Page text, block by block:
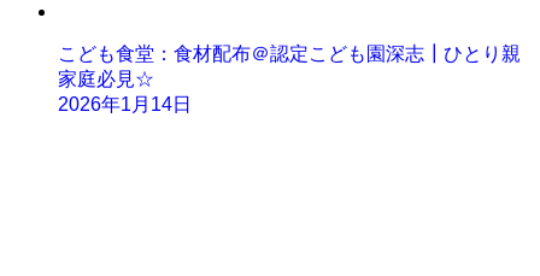
こども食堂：食材配布＠認定こども園深志┃ひとり親
家庭必見☆
2026年1月14日